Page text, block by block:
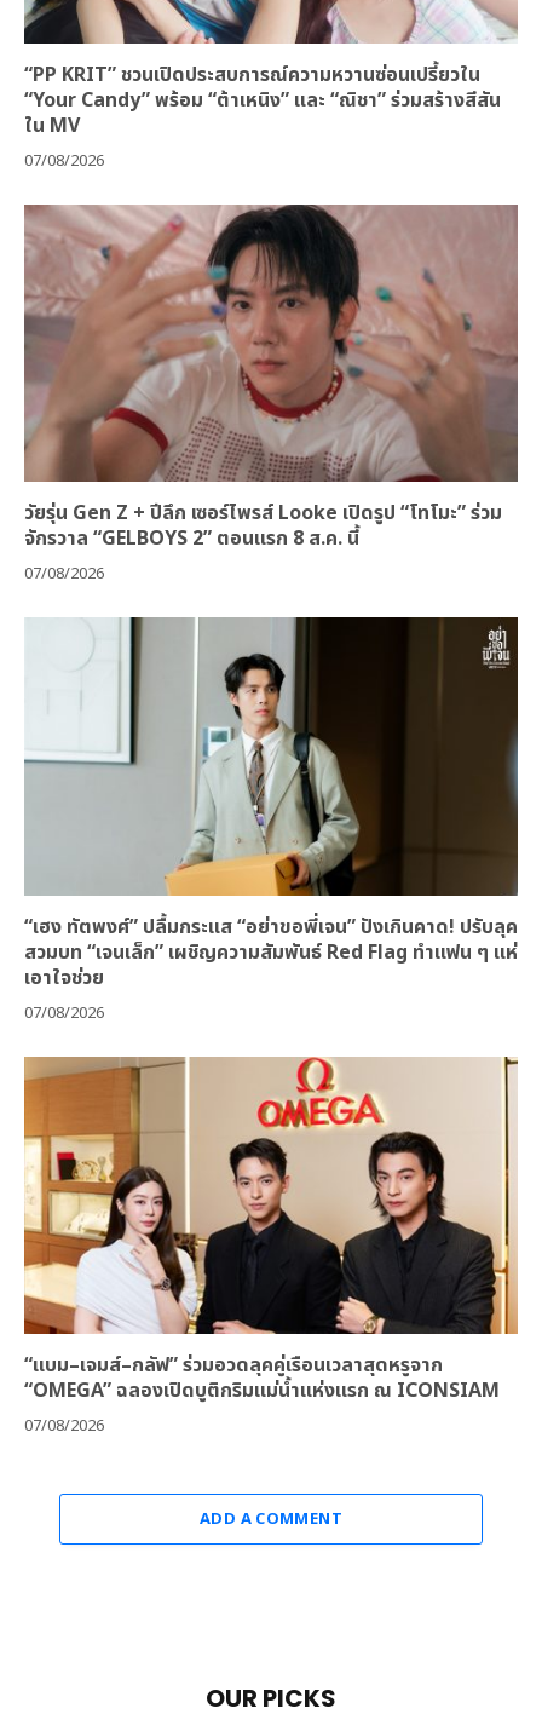
“PP KRIT” ชวนเปิดประสบการณ์ความหวานซ่อนเปรี้ยวใน
“Your Candy” พร้อม “ต้าเหนิง” และ “ณิชา” ร่วมสร้างสีสัน
ใน MV
07/08/2026
วัยรุ่น Gen Z + ปีลึก เซอร์ไพรส์ Looke เปิดรูป “โทโมะ” ร่วม
จักรวาล “GELBOYS 2” ตอนแรก 8 ส.ค. นี้
07/08/2026
“เฮง ทัตพงศ์” ปลื้มกระแส “อย่าขอพี่เจน” ปังเกินคาด! ปรับลุค
สวมบท “เจนเล็ก” เผชิญความสัมพันธ์ Red Flag ทำแฟน ๆ แห่
เอาใจช่วย
07/08/2026
“แบม–เจมส์–กลัฟ” ร่วมอวดลุคคู่เรือนเวลาสุดหรูจาก
“OMEGA” ฉลองเปิดบูติกริมแม่น้ำแห่งแรก ณ ICONSIAM
07/08/2026
ADD A COMMENT
OUR PICKS